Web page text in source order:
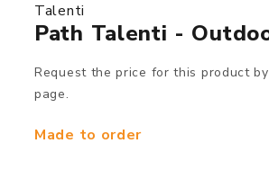
Talenti
Path Talenti -
Request the price for this product
page.
Made to order